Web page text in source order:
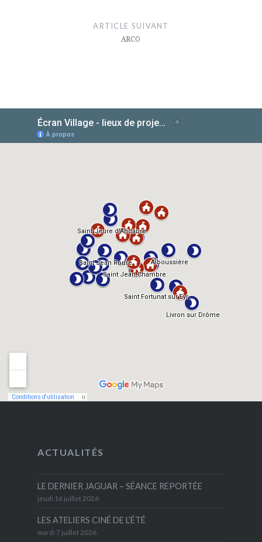
ARTICLE SUIVANT
ARCO
ACTUALITÉS
LE DERNIER JAGUAR – SÉANCE REPORTÉE
jeudi 16 juillet 2026
LES ATELIERS CINÉ DE L’ÉTÉ
mardi 7 juillet 2026